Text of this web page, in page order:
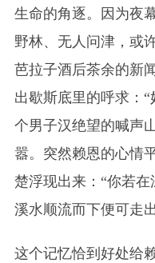
生命的角逐。因为夜
野林、无人问津，或
芭拉子酒后茶余的新
出歇斯底里的呼求：
个男子汉绝望的喊声
嚣。突然赖恩的心情
楚浮现出来：“你若
溪水顺流而下便可走
这个记忆恰到好处给